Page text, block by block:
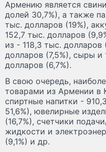
Армению является
долей 30,7%), а также
тыс. долларов (19%),
152,7 тыс. долларов
из - 118,3 тыс. долларов
долларов (7,5%), сыры и
долларов (6,7%).
В свою очередь,
товарами из Армении в
спиртные напитки -
51,6%), ювелирные
(16,7%), счетчики
жидкости и
(9,1%) и др.